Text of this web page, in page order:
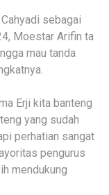
sebagai
Moestar Arifin ta
mau tanda
Erji kita banteng
yang sudah
perhatian sangat
pengurus
mendukung